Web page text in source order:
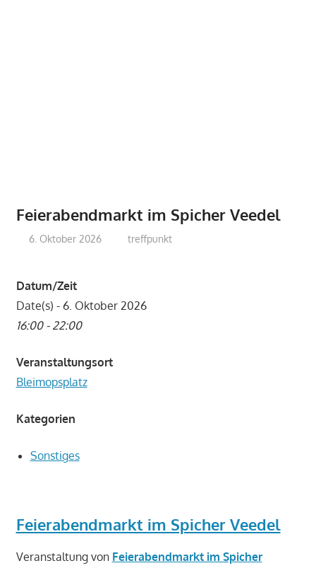
Feierabendmarkt im Spicher Veedel
6. Oktober 2026 treffpunkt
Datum/Zeit
Date(s) - 6. Oktober 2026
16:00 - 22:00
Veranstaltungsort
Bleimopsplatz
Kategorien
Sonstiges
Feierabendmarkt im Spicher Veedel
Veranstaltung von Feierabendmarkt im Spicher